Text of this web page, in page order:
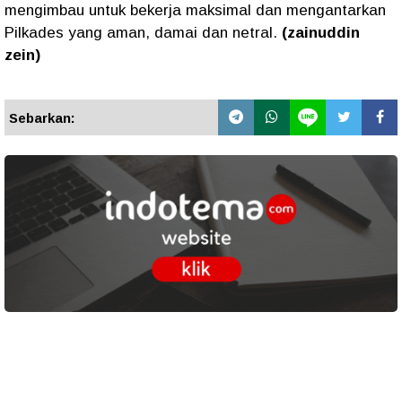
mengimbau untuk bekerja maksimal dan mengantarkan
Pilkades yang aman, damai dan netral. (zainuddin
zein)
Sebarkan: